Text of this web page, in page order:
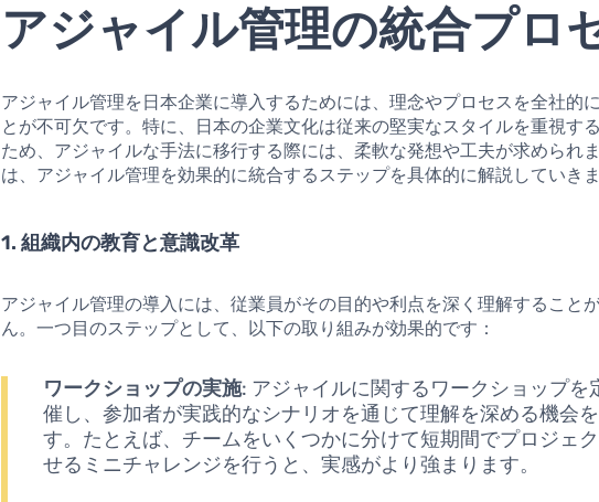
アジャイル管理の統合プロ
アジャイル管理を日本企業に導入するためには、理念やプロセスを全社的
とが不可欠です。特に、日本の企業文化は従来の堅実なスタイルを重視す
ため、アジャイルな手法に移行する際には、柔軟な発想や工夫が求められ
は、アジャイル管理を効果的に統合するステップを具体的に解説していき
1. 組織内の教育と意識改革
アジャイル管理の導入には、従業員がその目的や利点を深く理解すること
ん。一つ目のステップとして、以下の取り組みが効果的です：
ワークショップの実施: アジャイルに関するワークショップを
催し、参加者が実践的なシナリオを通じて理解を深める機会
す。たとえば、チームをいくつかに分けて短期間でプロジェ
せるミニチャレンジを行うと、実感がより強まります。